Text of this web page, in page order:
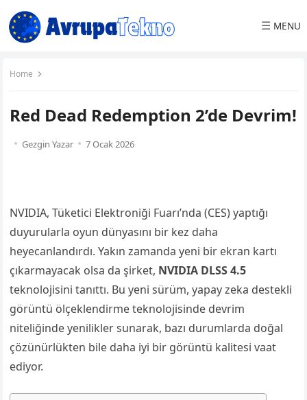
☰ MENU
Home
Red Dead Redemption 2’de Devrim!
Gezgin Yazar 7 Ocak 2026
NVIDIA, Tüketici Elektroniği Fuarı’nda (CES) yaptığı
duyurularla oyun dünyasını bir kez daha
heyecanlandırdı. Yakın zamanda yeni bir ekran kartı
çıkarmayacak olsa da şirket, NVIDIA DLSS 4.5
teknolojisini tanıttı. Bu yeni sürüm, yapay zeka destekli
görüntü ölçeklendirme teknolojisinde devrim
niteliğinde yenilikler sunarak, bazı durumlarda doğal
çözünürlükten bile daha iyi bir görüntü kalitesi vaat
ediyor.